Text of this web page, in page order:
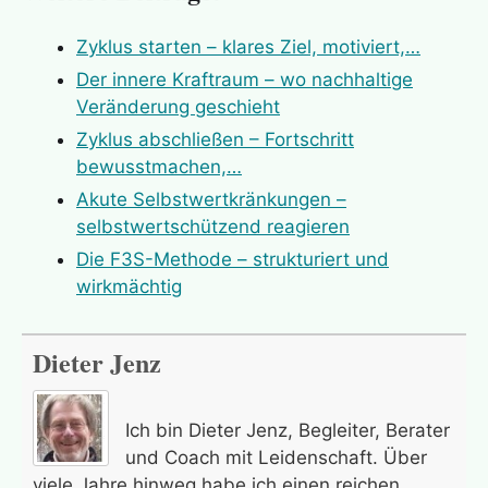
1 2 3 ›
Firus, Christian
Ford, Henry
Foucauld, Charles de
Frankl, Viktor
Friedrich der Grosse
Frisch, Max
Fromm, Erich
Galilei, Galileo
Gide, Andre
Gleim, Johann Wilhelm Ludwig
Goethe, Johann Wolfgang von
Goldman, Emma
Hanson, Rick
sein/werden
Veränderung, (ver)ändern
Vergebung, vergeben, verzeihen
Verletzung (seelisch), verletzt
sein/werden, verletzlich
Vertrauen
Wertschätzung, sich/jemand/etwas
wertschätzen
Ziel, Ziele
Zyklus starten – klares Ziel, motiviert,…
Der innere Kraftraum – wo nachhaltige
Veränderung geschieht
Zyklus abschließen – Fortschritt
bewusstmachen,…
Akute Selbstwertkränkungen –
selbstwertschützend reagieren
Die F3S-Methode – strukturiert und
wirkmächtig
Dieter Jenz
Ich bin Dieter Jenz, Begleiter, Berater
und Coach mit Leidenschaft. Über